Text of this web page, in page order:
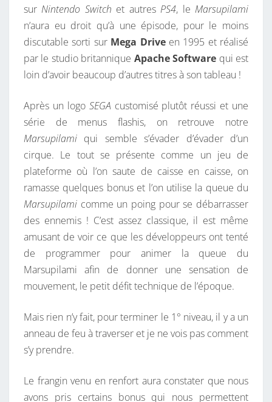
surNintendo Switch et autresPS4, leMarsupilami
n’aura eu droit qu’à une épisode, pour le moins
discutable sorti sur Mega Driveen 1995 et réalisé
par le studio britannique Apache Software qui est
loin d’avoir beaucoup d’autres titres à son tableau !
Après un logo SEGA customisé plutôt réussi et une
série de menus flashis, on retrouve notre
Marsupilami qui semble s’évader d’évader d’un
cirque. Le tout se présente comme un jeu de
plateforme où l’on saute de caisse en caisse, on
ramasse quelques bonus et l’on utilise la queue du
Marsupilami comme un poing pour se débarrasser
des ennemis ! C’est assez classique, il est même
amusant de voir ce que les développeurs ont tenté
de programmer pour animer la queue du
Marsupilami afin de donner une sensation de
mouvement, le petit défit technique de l’époque.
Mais rien n’y fait, pour terminer le 1° niveau, il y a un
anneau de feu à traverser et je ne vois pas comment
s’y prendre.
Le frangin venu en renfort aura constater que nous
avons pris certains bonus qui nous permettent